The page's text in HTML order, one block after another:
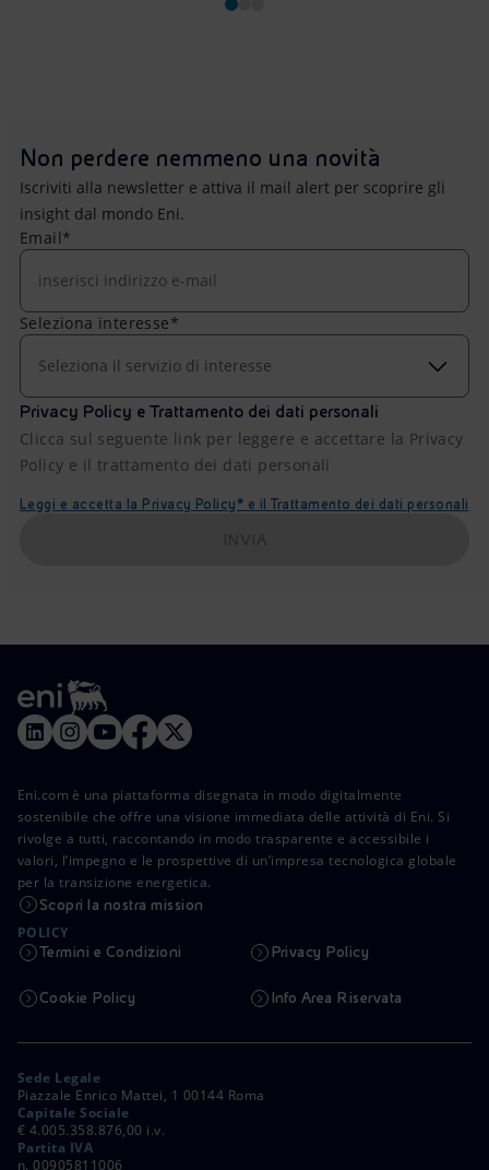
Non perdere nemmeno una novità
Iscriviti alla newsletter e attiva il mail alert per scoprire gli
insight dal mondo Eni.
Email*
Seleziona interesse*
Seleziona il servizio di interesse
Privacy Policy e Trattamento dei dati personali
Clicca sul seguente link per leggere e accettare la Privacy
Policy e il trattamento dei dati personali
Leggi e accetta la Privacy Policy* e il Trattamento dei dati personali
Eni.com è una piattaforma disegnata in modo digitalmente
sostenibile che offre una visione immediata delle attività di Eni. Si
rivolge a tutti, raccontando in modo trasparente e accessibile i
valori, l’impegno e le prospettive di un’impresa tecnologica globale
per la transizione energetica.
Scopri la nostra mission
POLICY
Termini e Condizioni Privacy Policy
Cookie Policy Info Area Riservata
Sede Legale
Piazzale Enrico Mattei, 1 00144 Roma
Capitale Sociale
€ 4.005.358.876,00 i.v.
Partita IVA
n. 00905811006